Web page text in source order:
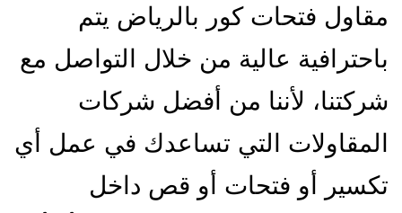
مقاول فتحات كور بالرياض يتم
باحترافية عالية من خلال التواصل مع
شركتنا، لأننا من أفضل شركات
المقاولات التي تساعدك في عمل أي
تكسير أو فتحات أو قص داخل